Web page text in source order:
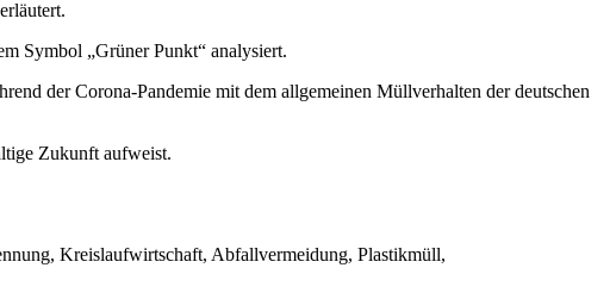
Symbol „Grüner Punkt“ analysiert.
der Corona-Pandemie mit dem allgemeinen Müllverhalten der deutschen
Zukunft aufweist.
Kreislaufwirtschaft, Abfallvermeidung, Plastikmüll,